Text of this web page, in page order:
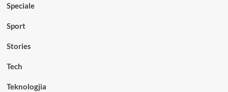
Speciale
Sport
Stories
Tech
Teknologjia